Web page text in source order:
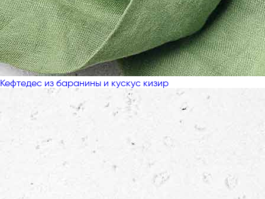
Кефтедес из баранины и кускус кизир